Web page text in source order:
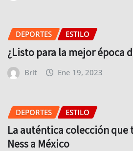
DEPORTES ESTILO
¿Listo para la mejor época
Brit Ene 19, 2023
DEPORTES ESTILO
La auténtica colección que
Ness a México